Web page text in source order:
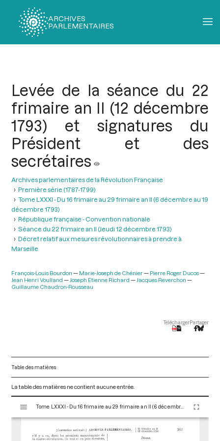
ARCHIVES
PARLEMENTAIRES
Levée de la séance du 22
frimaire an II (12 décembre
1793) et signatures du
Président et des
secrétaires
Archives parlementaires de la Révolution Française
Première série (1787-1799)
Tome LXXXI - Du 16 frimaire au 29 frimaire an II (6 décembre au 19
décembre 1793)
République française - Convention nationale
Séance du 22 frimaire an II (Jeudi 12 décembre 1793)
Décret relatif aux mesures révolutionnaires à prendre à
Marseille
François-Louis Bourdon Marie-Joseph de Chénier
Pierre Roger Ducos
Jean Henri Voulland
Joseph Etienne Richard
Jacques Reverchon
Guillaume Chaudron-Rousseau
TéléchargerPartager
Table des matières
La table des matières ne contient aucune entrée.
s
Tome LXXXI - Du 16 frimaire au 29 frimaire an II (6 décembre au 19 décembre 1793)